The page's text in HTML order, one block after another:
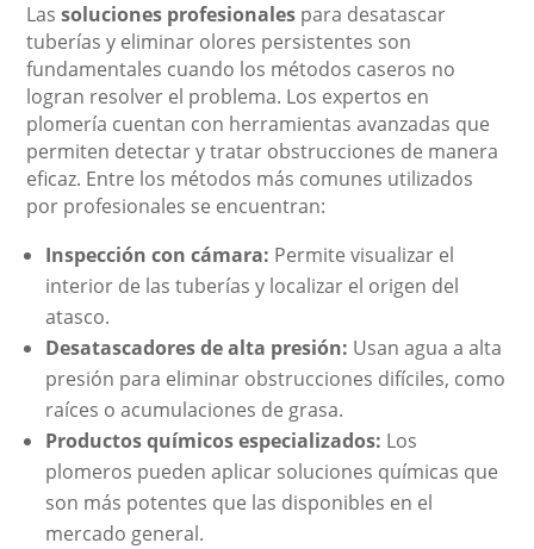
Lassoluciones profesionales para desatascar
tuberías y eliminar olores persistentes son
fundamentales cuando los métodos caseros no
logran resolver el problema. Los expertos en
plomería cuentan con herramientas avanzadas que
permiten detectar y tratar obstrucciones de manera
eficaz. Entre los métodos más comunes utilizados
por profesionales se encuentran:
Inspección con cámara: Permite visualizar el
interior de las tuberías y localizar el origen del
atasco.
Desatascadores de alta presión: Usan agua a alta
presión para eliminar obstrucciones difíciles, como
raíces o acumulaciones de grasa.
Productos químicos especializados: Los
plomeros pueden aplicar soluciones químicas que
son más potentes que las disponibles en el
mercado general.